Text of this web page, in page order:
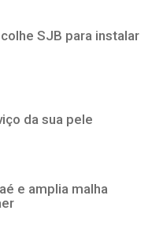
SJB para instalar
da sua pele
e amplia malha